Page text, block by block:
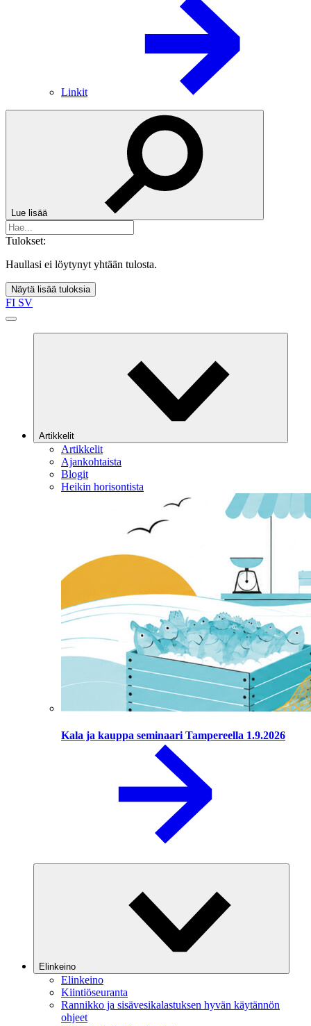
Linkit
Lue lisää
Tulokset:
Haullasi ei löytynyt yhtään tulosta.
Näytä lisää tuloksia
FI SV
Artikkelit
Artikkelit
Ajankohtaista
Blogit
Heikin horisontista
Kala ja kauppa seminaari Tampereella 1.9.2026
Elinkeino
Elinkeino
Kiintiöseuranta
Rannikko ja sisävesikalastuksen hyvän käytännön
ohjeet